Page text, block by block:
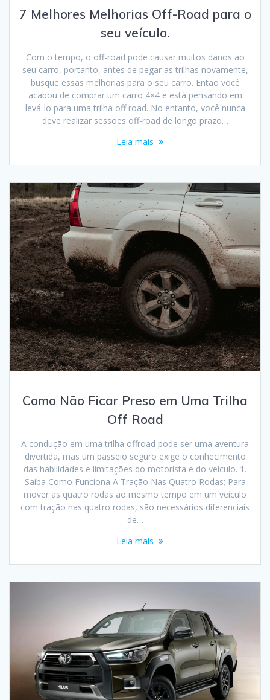
7 Melhores Melhorias Off-Road para o
seu veículo.
Com o tempo, o off-road pode causar muitos danos ao
seu carro, portanto, antes de pegar as trilhas novamente,
busque essas melhorias para o seu carro. Então você
acabou de comprar um carro 4×4 e está pensando em
levá-lo para uma trilha off road. No entanto, você nunca
deve realizar sessões off-road de longo prazo…
Leia mais
Como Não Ficar Preso em Uma Trilha
Off Road
A condução em uma trilha offroad pode ser uma aventura
divertida, mas um passeio seguro exige o conhecimento
das habilidades e limitações do motorista e do veículo. 1.
Saiba Como Funciona A Tração Nas Quatro Rodas; Para
mover as quatro rodas ao mesmo tempo em um veículo
com tração nas quatro rodas, são necessários diferenciais
de…
Leia mais